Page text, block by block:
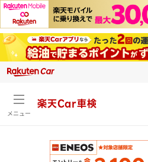
メニュー
楽天Car車検